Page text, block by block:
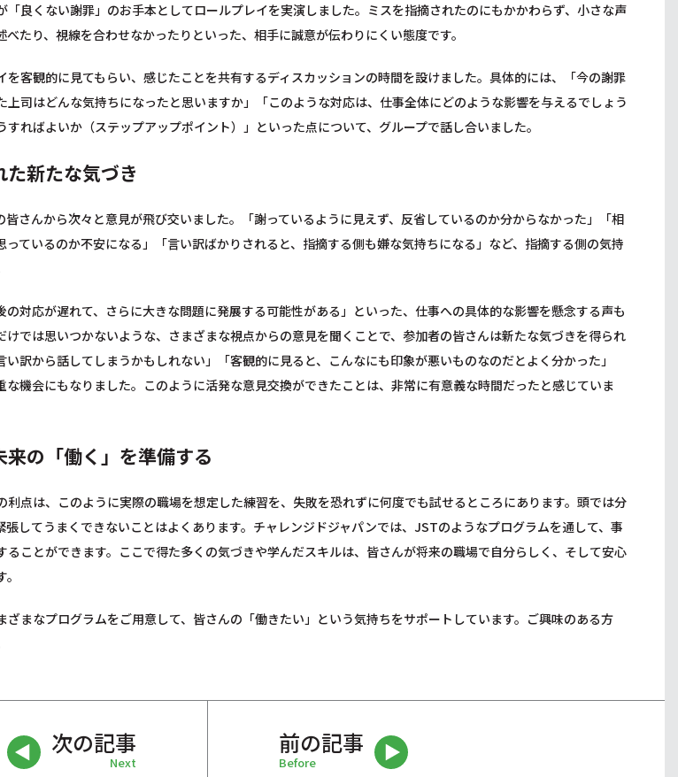
良くない謝罪」のお手本としてロールプレイを実演しました。ミスを指摘されたのにもかかわらず、小さな声
たり、視線を合わせなかったりといった、相手に誠意が伝わりにくい態度です。
客観的に見てもらい、感じたことを共有するディスカッションの時間を設けました。具体的には、「今の謝罪
司はどんな気持ちになったと思いますか」「このような対応は、仕事全体にどのような影響を与えるでしょう
ればよいか（ステップアップポイント）」といった点について、グループで話し合いました。
新たな気づき
さんから次々と意見が飛び交いました。「謝っているように見えず、反省しているのか分からなかった」「相
ているのか不安になる」「言い訳ばかりされると、指摘する側も嫌な気持ちになる」など、指摘する側の気持
の対応が遅れて、さらに大きな問題に発展する可能性がある」といった、仕事への具体的な影響を懸念する声も
では思いつかないような、さまざまな視点からの意見を聞くことで、参加者の皆さんは新たな気づきを得られ
訳から話してしまうかもしれない」「客観的に見ると、こんなにも印象が悪いものなのだとよく分かった」
な機会にもなりました。このように活発な意見交換ができたことは、非常に有意義な時間だったと感じていま
の「働く」を準備する
点は、このように実際の職場を想定した練習を、失敗を恐れずに何度でも試せるところにあります。頭では分
してうまくできないことはよくあります。チャレンジドジャパンでは、JSTのようなプログラムを通して、事
ることができます。ここで得た多くの気づきや学んだスキルは、皆さんが将来の職場で自分らしく、そして安心
まなプログラムをご用意して、皆さんの「働きたい」という気持ちをサポートしています。ご興味のある方
次の記事
Next
前の記事
Before